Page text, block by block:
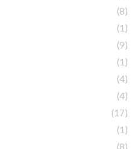
(8)
(1)
(9)
(1)
(4)
(4)
(17)
(1)
(8)